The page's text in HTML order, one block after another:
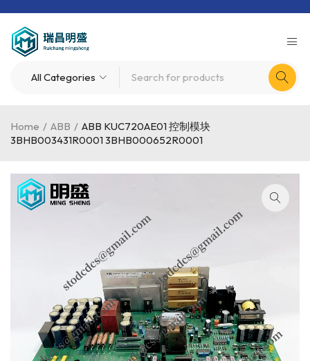
Home / ABB / ABB KUC720AE01 控制模块
3BHB003431R0001 3BHB000652R0001